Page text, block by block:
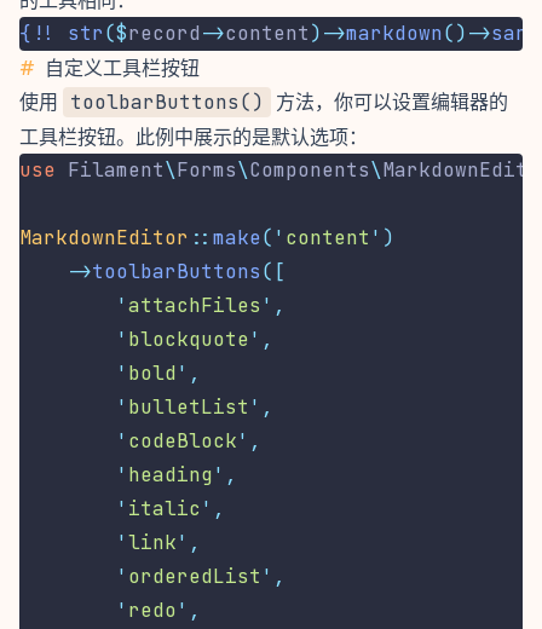
{!! str($record->content)->markdown()->
# 自定义工具栏按钮
使用 toolbarButtons()
方法，你可以设置编辑器的
工具栏按钮。此例中展示的是默认选项：
use Filament\Forms\Components\
MarkdownEditor :: make( ' content ' )
->toolbarButtons([
'attachFiles ' ,
' blockquote ' ,
' bold ' ,
' bulletList ' ,
' codeBlock' ,
' heading ' ,
' italic ' ,
'link' ,
' orderedList ' ,
' redo ' ,